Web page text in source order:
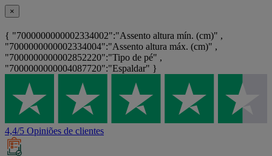
×
{ "7000000000002334002":"Assento altura mín. (cm)" ,
"7000000000002334004":"Assento altura máx. (cm)" ,
"7000000000002852220":"Tipo de pé" ,
"7000000000004087720":"Espaldar" }
4,4/5 Opiniões de clientes